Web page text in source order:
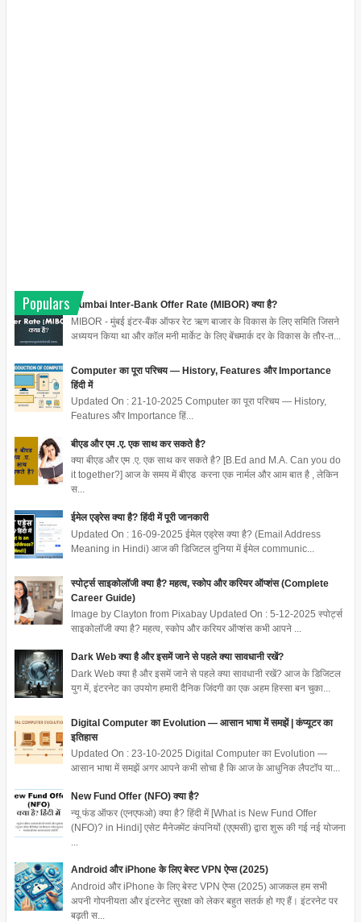
Populars
Mumbai Inter-Bank Offer Rate (MIBOR) क्या है?
MIBOR - मुंबई इंटर-बैंक ऑफर रेट ऋण बाजार के विकास के लिए समिति जिसने
अध्ययन किया था और कॉल मनी मार्केट के लिए बेंचमार्क दर के विकास के तौर-त...
Computer का पूरा परिचय — History, Features और Importance
हिंदी में
Updated On : 21-10-2025 Computer का पूरा परिचय — History,
Features और Importance हिं...
बीएड और एम .ए. एक साथ कर सकते है?
क्या बीएड और एम .ए. एक साथ कर सकते है? [B.Ed and M.A. Can you do
it together?] आज के समय में बीएड करना एक नार्मल और आम बात है , लेकिन
स...
ईमेल एड्रेस क्या है? हिंदी में पूरी जानकारी
Updated On : 16-09-2025 ईमेल एड्रेस क्या है? (Email Address
Meaning in Hindi) आज की डिजिटल दुनिया में ईमेल communic...
स्पोर्ट्स साइकोलॉजी क्या है? महत्व, स्कोप और करियर ऑप्शंस (Complete
Career Guide)
Image by Clayton from Pixabay Updated On : 5-12-2025 स्पोर्ट्स
साइकोलॉजी क्या है? महत्व, स्कोप और करियर ऑप्शंस कभी आपने ...
Dark Web क्या है और इसमें जाने से पहले क्या सावधानी रखें?
Dark Web क्या है और इसमें जाने से पहले क्या सावधानी रखें? आज के डिजिटल
युग में, इंटरनेट का उपयोग हमारी दैनिक जिंदगी का एक अहम हिस्सा बन चुका...
Digital Computer का Evolution — आसान भाषा में समझें | कंप्यूटर का
इतिहास
Updated On : 23-10-2025 Digital Computer का Evolution —
आसान भाषा में समझें अगर आपने कभी सोचा है कि आज के आधुनिक लैपटॉप या...
New Fund Offer (NFO) क्या है?
न्यू फंड ऑफर (एनएफओ) क्या है? हिंदी में [What is New Fund Offer
(NFO)? in Hindi] एसेट मैनेजमेंट कंपनियों (एएमसी) द्वारा शुरू की गई नई योजना
Android और iPhone के लिए बेस्ट VPN ऐप्स (2025)
Android और iPhone के लिए बेस्ट VPN ऐप्स (2025) आजकल हम सभी
अपनी गोपनीयता और इंटरनेट सुरक्षा को लेकर बहुत सतर्क हो गए हैं। इंटरनेट पर
बढ़ती स...